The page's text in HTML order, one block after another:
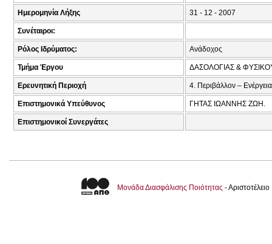
Ημερομηνία Λήξης 31 - 12 - 2007
Συνέταιροι:
Ρόλος Ιδρύματος: Ανάδοχος
Τμήμα Έργου ΔΑΣΟΛΟΓΙΑΣ &
Ερευνητική Περιοχή 4. Περιβάλλον – Ενέργεια
Επιστημονικά Υπεύθυνος ΓΗΤΑΣ ΙΩΑΝΝΗΣ ΖΩΗ.
Επιστημονικοί Συνεργάτες
Μονάδα Διασφάλισης Ποιότητας -